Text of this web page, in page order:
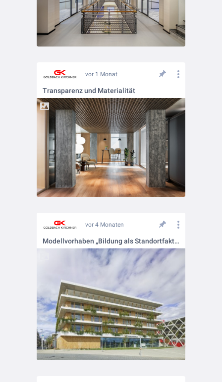
vor 1 Monat
Transparenz und Materialität
vor 4 Monaten
Modellvorhaben „Bildung als Standortfaktor“